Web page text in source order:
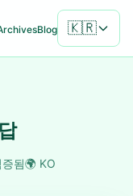
Blog 🇰🇷
증됨🌍 KO